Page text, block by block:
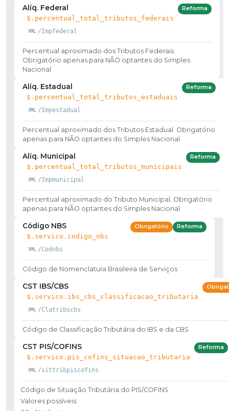
Alíq. Federal
$.percentual_total_tributos_federais
/Impfederal
Reforma
Percentual aproximado dos Tributos Federais.
Obrigatório apenas para NÃO optantes do Simples
Nacional
Alíq. Estadual
$.percentual_total_tributos_estaduais
/Impestadual
Reforma
Percentual aproximado dos Tributos Estadual. Obrigatório
apenas para NÃO optantes do Simples Nacional
Alíq. Municipal
$.percentual_total_tributos_municipais
/Impmunicipal
Reforma
Percentual aproximado do Tributo Municipal. Obrigatório
apenas para NÃO optantes do Simples Nacional
Código NBS
$.servico.codigo_nbs
/Codnbs
Obrigatório Reforma
Código de Nomenclatura Brasileira de Serviços
CST IBS/CBS
$.servico.ibs_cbs_classificacao_tributaria
/Clatribscbs
Código de Classificação Tributária do IBS e da CBS
CST PIS/COFINS
$.servico.pis_cofins_situacao_tributaria
/sittribpiscofins
Reforma
Código de Situação Tributária do PIS/COFINS
Valores possíveis: